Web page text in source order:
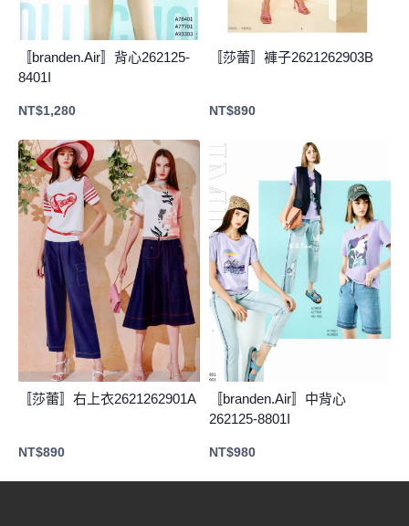
〚branden.Air〛背心262125-
8401I
NT$1,280
〚莎蕾〛褲子2621262903B
NT$890
〚莎蕾〛右上衣2621262901A
NT$890
〚branden.Air〛中背心
262125-8801I
NT$980